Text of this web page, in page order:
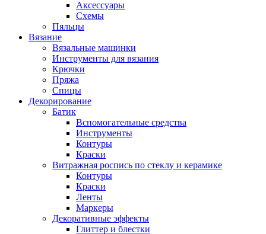
Аксессуары
Схемы
Пяльцы
Вязание
Вязальные машинки
Инструменты для вязания
Крючки
Пряжа
Спицы
Декорирование
Батик
Вспомогательные средства
Инструменты
Контуры
Краски
Витражная роспись по стеклу и керамике
Контуры
Краски
Ленты
Маркеры
Декоративные эффекты
Глиттер и блестки